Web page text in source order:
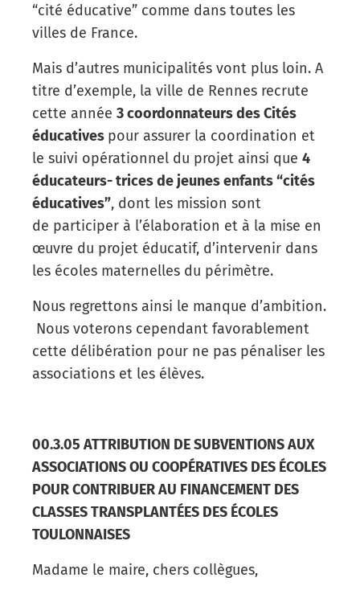
“cité éducative” comme dans toutes les
villes de France.
Mais d’autres municipalités vont plus loin. A
titre d’exemple, la ville de Rennes recrute
cette année 3 coordonnateurs des Cités
éducatives pour assurer la coordination et
le suivi opérationnel du projet ainsi que 4
éducateurs- trices de jeunes enfants “cités
éducatives”, dont les mission sont
de participer à l’élaboration et à la mise en
œuvre du projet éducatif, d’intervenir dans
les écoles maternelles du périmètre.
Nous regrettons ainsi le manque d’ambition.
Nous voterons cependant favorablement
cette délibération pour ne pas pénaliser les
associations et les élèves.
00.3.05 ATTRIBUTION DE SUBVENTIONS AUX
ASSOCIATIONS OU COOPÉRATIVES DES ÉCOLES
POUR CONTRIBUER AU FINANCEMENT DES
CLASSES TRANSPLANTÉES DES ÉCOLES
TOULONNAISES
Madame le maire, chers collègues,